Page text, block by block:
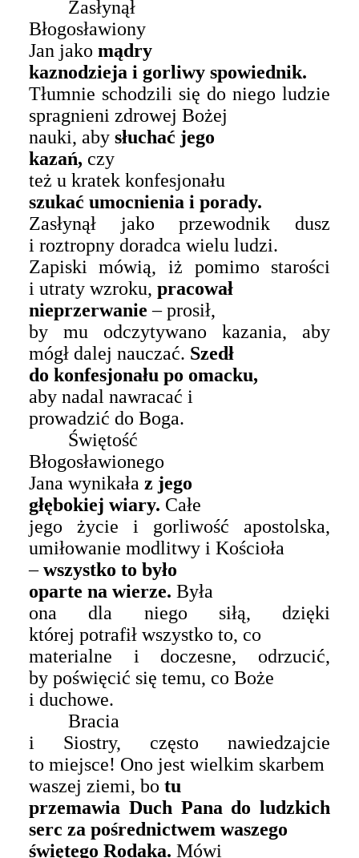
Zasłynął
Błogosławiony
Jan jako mądry
kaznodzieja i gorliwy spowiednik.
Tłumnie schodzili się do niego ludzie
spragnieni zdrowej Bożej
nauki, aby słuchać jego
kazań, czy
też u kratek konfesjonału
szukać umocnienia i porady.
Zasłynął jako przewodnik dusz
i roztropny doradca wielu ludzi.
Zapiski mówią, iż pomimo starości
i utraty wzroku, pracował
nieprzerwanie – prosił,
by mu odczytywano kazania, aby
mógł dalej nauczać. Szedł
do konfesjonału po omacku,
aby nadal nawracać i
prowadzić do Boga.
Świętość
Błogosławionego
Jana wynikała z jego
głębokiej wiary. Całe
jego życie i gorliwość apostolska,
umiłowanie modlitwy i Kościoła
–wszystko to było
oparte na wierze. Była
ona dla niego siłą, dzięki
której potrafił wszystko to, co
materialne i doczesne, odrzucić,
by poświęcić się temu, co Boże
i duchowe.
Bracia
i Siostry, często nawiedzajcie
to miejsce! Ono jest wielkim skarbem
waszej ziemi, bo tu
przemawia Duch Pana do ludzkich
serc za pośrednictwem waszego
świętego Rodaka. Mówi